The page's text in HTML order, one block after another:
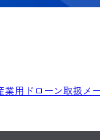
業用ドローン取扱メ